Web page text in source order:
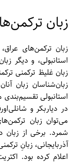
زبان
زبان ترکمن‌های
استانبولی، و دیگر
زبان غلیظ ترکمنی
زبان‌شناسان زبان
استانبولی
در دیاربکر و
می‌توان زبان
شمرد. برخی از زبان
آذربایجانی، زبانِ
اعلام کرده بود.